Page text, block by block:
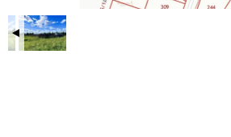
Чистая продажа, один собственник.